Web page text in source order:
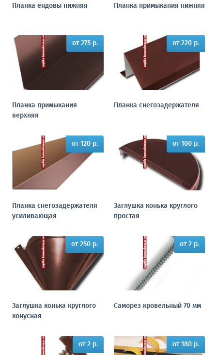
Планка ендовы нижняя Планка примыкания нижняя
от 275 р.
Планка примыкания
верхняя
от 220 р.
Планка снегозадержателя
от 120 р.
Планка снегозадержателя
усиливающая
от 100 р.
Заглушка конька круглого
простая
от 250 р.
Заглушка конька круглого
конусная
от 2 р.
Саморез кровельный 70 мм
от 2 р. от 180 р.